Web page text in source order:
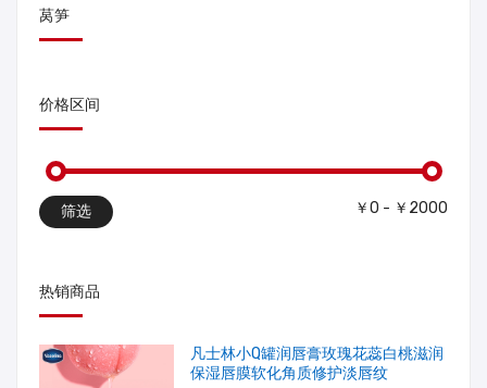
莴笋
价格区间
筛选 ￥0 - ￥2000
热销商品
凡士林小Q罐润唇膏玫瑰花蕊白桃滋润
保湿唇膜软化角质修护淡唇纹